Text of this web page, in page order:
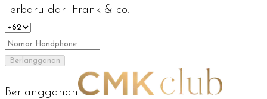
Terbaru dari Frank & co.
Berlangganan
Berlangganan